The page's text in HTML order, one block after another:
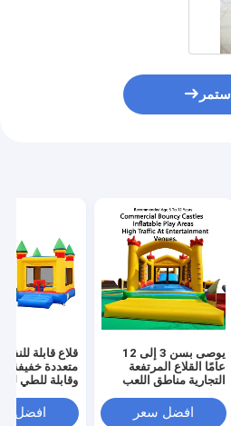
استمر
يوصى بسن 3 إلى 12
عامًا القلاع المرتفعة
التجارية مناطق اللعب
لحركة المرور الكبيرة في
أماكن الترفيه
افضل سعر
قلاع قابلة للنفخ
متعددة خفيفة
وقابلة للطي
للمناسبات
افضل